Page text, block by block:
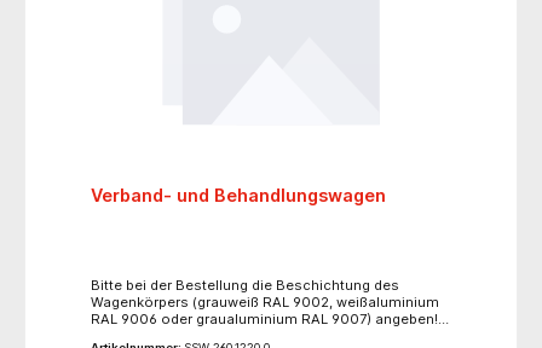
Verband- und Behandlungswagen
Bitte bei der Bestellung die Beschichtung des
Wagenkörpers (grauweiß RAL 9002, weißaluminium
RAL 9006 oder graualuminium RAL 9007) angeben!